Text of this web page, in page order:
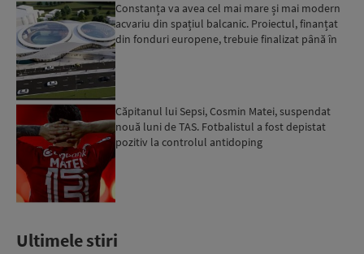
Constanța va avea cel mai mare și mai modern
acvariu din spațiul balcanic. Proiectul, finanțat
din fonduri europene, trebuie finalizat până în
Căpitanul lui Sepsi, Cosmin Matei, suspendat
nouă luni de TAS. Fotbalistul a fost depistat
pozitiv la controlul antidoping
Ultimele stiri